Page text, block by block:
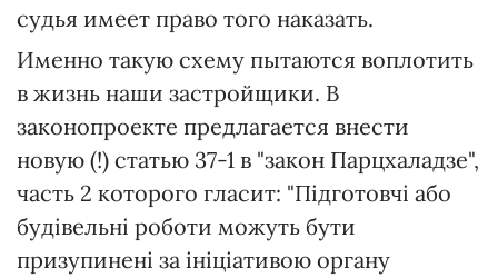
судья имеет право того наказать.
Именно такую схему пытаются воплотить
в жизнь наши застройщики. В
законопроекте предлагается внести
новую (!) статью 37-1 в "закон Парцхаладзе",
часть 2 которого гласит: "Підготовчі або
будівельні роботи можуть бути
призупинені за ініціативою органу